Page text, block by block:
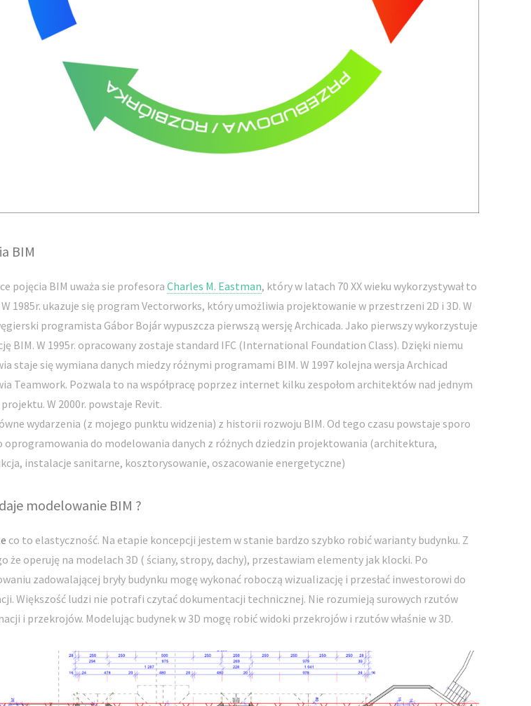
BIM
pojęcia BIM uważa sie profesoraCharles M. Eastman, który w latach 70 XX wieku wykorzystywał to
1985r. ukazuje się program Vectorworks, który umożliwia projektowanie w przestrzeni 2D i 3D. W
programista Gábor Bojár wypuszcza pierwszą wersję Archicada. Jako pierwszy wykorzystuje
BIM. W 1995r. opracowany zostaje standard IFC (International Foundation Class). Dzięki niemu
staje się wymiana danych miedzy różnymi programami BIM. W 1997 kolejna wersja Archicad
Teamwork. Pozwala to na współpracę poprzez internet kilku zespołom architektów nad jednym
W 2000r. powstaje Revit.
wydarzenia (z mojego punktu widzenia) z historii rozwoju BIM. Od tego czasu powstaje sporo
oprogramowania do modelowania danych z różnych dziedzin projektowania (architektura,
instalacje sanitarne, kosztorysowanie, oszacowanie energetyczne)
modelowanie BIM ?
co to elastyczność. Na etapie koncepcji jestem w stanie bardzo szybko robić warianty budynku. Z
że operuję na modelach 3D ( ściany, stropy, dachy), przestawiam elementy jak klocki. Po
zadowalającej bryły budynku mogę wykonać roboczą wizualizację i przesłać inwestorowi do
Większość ludzi nie potrafi czytać dokumentacji technicznej. Nie rozumieją surowych rzutów
i przekrojów. Modelując budynek w 3D mogę robić widoki przekrojów i rzutów właśnie w 3D.